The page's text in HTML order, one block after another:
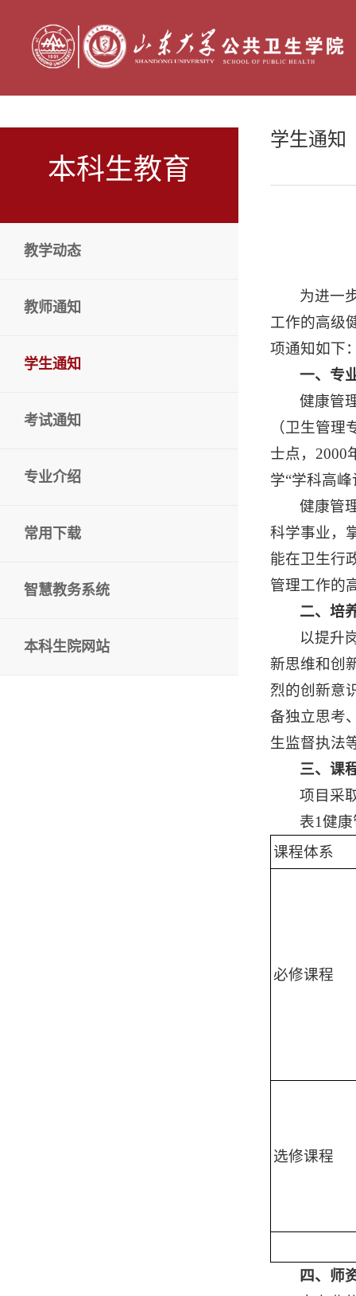
本科生教育
教学动态
教师通知
学生通知
考试通知
专业介绍
常用下载
智慧教务系统
本科生院网站
学生通知
为进一
工作的高级
项通知如下
一、专
健康管
（卫生管
士点，2000
学“学科高
健康管
科学事业，
能在卫生行
管理工作的
二、培
以提升
新思维和创
烈的创新意
备独立思考
生监督执法
三、课
项目采
表1健
课程体系
必修课程
选修课程
四、师